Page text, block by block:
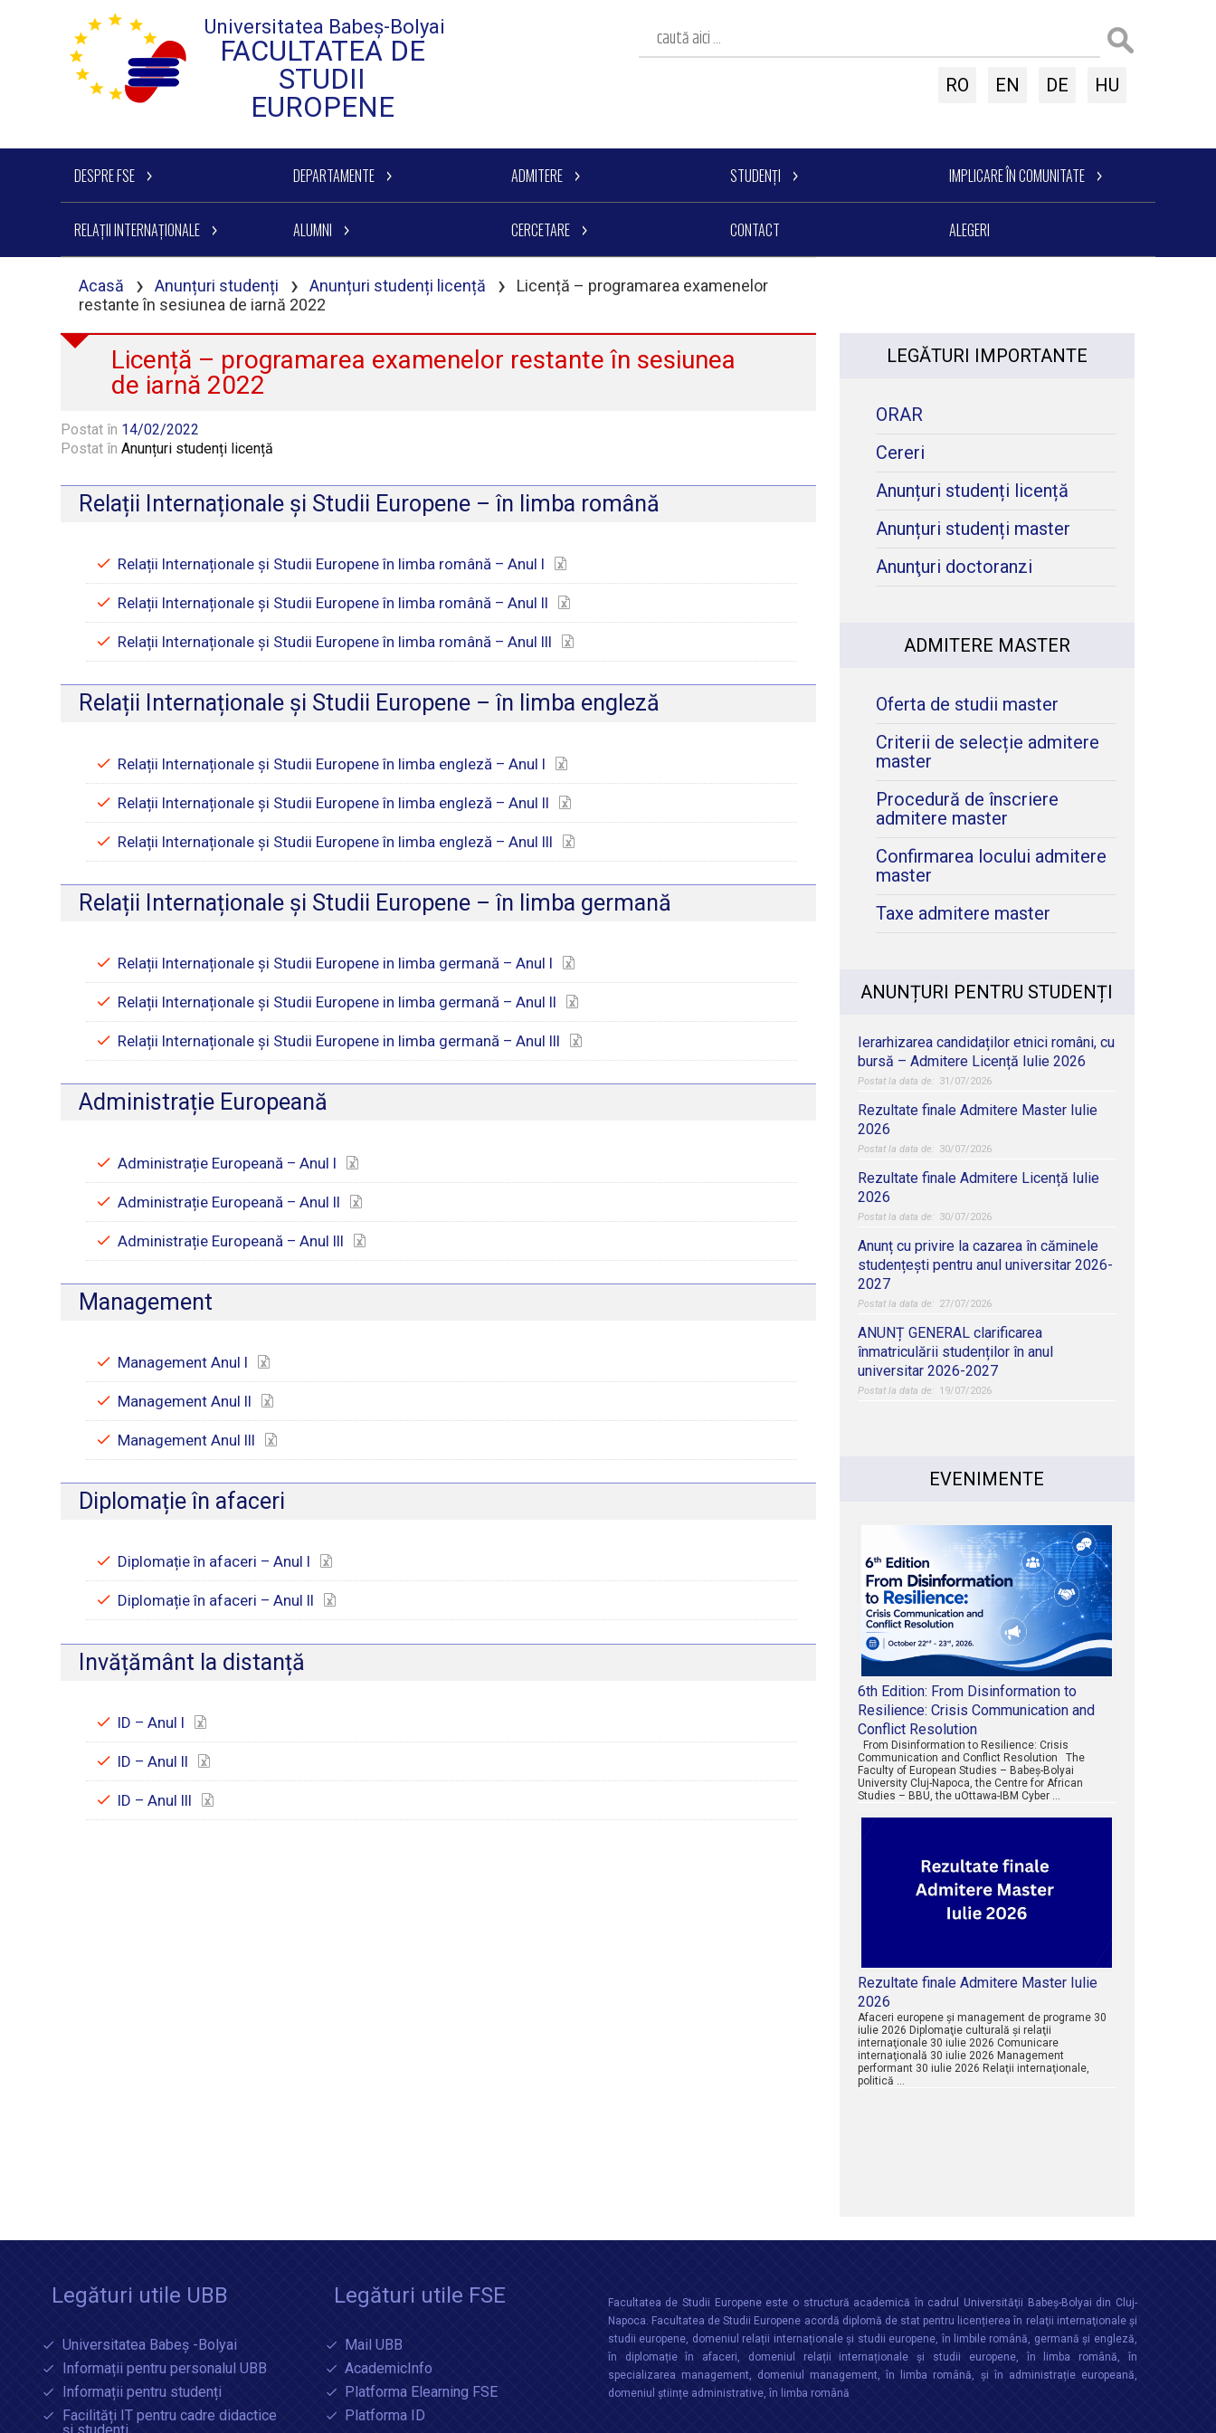
Universitatea Babeș-Bolyai
FACULTATEA DE
STUDII
EUROPENE
RO EN DE HU
DESPRE FSE DEPARTAMENTE ADMITERE STUDENȚI IMPLICARE ÎN COMUNITATE
RELAȚII INTERNAȚIONALE ALUMNI CERCETARE CONTACT ALEGERI
Acasă › Anunțuri studenți › Anunțuri studenți licență ›
Licență – programarea examenelor
restante în sesiunea de iarnă 2022
Licență – programarea examenelor restante în sesiunea
de iarnă 2022
Postat în 14/02/2022
Postat înAnunțuri studenți licență
Relații Internaționale și Studii Europene – în limba română
Relații Internaționale și Studii Europene în limba română – Anul I
Relații Internaționale și Studii Europene în limba română – Anul II
Relații Internaționale și Studii Europene în limba română – Anul III
Relații Internaționale și Studii Europene – în limba engleză
Relații Internaționale și Studii Europene în limba engleză – Anul I
Relații Internaționale și Studii Europene în limba engleză – Anul II
Relații Internaționale și Studii Europene în limba engleză – Anul III
Relații Internaționale și Studii Europene – în limba germană
Relații Internaționale și Studii Europene in limba germană – Anul I
Relații Internaționale și Studii Europene in limba germană – Anul II
Relații Internaționale și Studii Europene in limba germană – Anul III
Administrație Europeană
Administrație Europeană – Anul I
Administrație Europeană – Anul II
Administrație Europeană – Anul III
Management
Management Anul I
Management Anul II
Management Anul III
Diplomație în afaceri
Diplomație în afaceri – Anul I
Diplomație în afaceri – Anul II
Invățământ la distanță
ID – Anul I
ID – Anul II
ID – Anul III
LEGĂTURI IMPORTANTE
ORAR
Cereri
Anunțuri studenți licență
Anunțuri studenți master
Anunţuri doctoranzi
ADMITERE MASTER
Oferta de studii master
Criterii de selecție admitere
master
Procedură de înscriere
admitere master
Confirmarea locului admitere
master
Taxe admitere master
ANUNȚURI PENTRU STUDENȚI
Ierarhizarea candidaților etnici români, cu
bursă – Admitere Licență Iulie 2026
31/07/2026
Rezultate finale Admitere Master Iulie
2026
30/07/2026
Rezultate finale Admitere Licență Iulie
2026
30/07/2026
Anunț cu privire la cazarea în căminele
studențești pentru anul universitar 2026-
2027
27/07/2026
ANUNȚ GENERAL clarificarea
înmatriculării studenților în anul
universitar 2026-2027
19/07/2026
EVENIMENTE
6th Edition: From Disinformation to
Resilience: Crisis Communication and
Conflict Resolution
From Disinformation to Resilience: Crisis
Communication and Conflict Resolution The
Faculty of European Studies – Babeș-Bolyai
University Cluj-Napoca, the Centre for African
Studies – BBU, the uOttawa-IBM Cyber …
Rezultate finale Admitere Master Iulie
2026
Afaceri europene şi management de programe 30
iulie 2026 Diplomaţie culturală şi relaţii
internaţionale 30 iulie 2026 Comunicare
internaţională 30 iulie 2026 Management
performant 30 iulie 2026 Relaţii internaţionale,
politică …
Legături utile UBB
Universitatea Babeș -Bolyai
Informații pentru personalul UBB
Informații pentru studenți
Facilități IT pentru cadre didactice
Legături utile FSE
Mail UBB
AcademicInfo
Platforma Elearning FSE
Platforma ID
Facultatea de Studii Europene este o structură academică în cadrul Universităţii Babeș-Bolyai din Cluj-
Napoca. Facultatea de Studii Europene acordă diplomă de stat pentru licențierea în relaţii internaţionale şi
studii europene, domeniul relații internaționale şi studii europene, în limbile română, germană și engleză,
în diplomație în afaceri, domeniul relații internaționale și studii europene, în limba română, în
specializarea management, domeniul management, în limba română, și în administrație europeană,
domeniul științe administrative, în limba română